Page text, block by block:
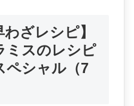
わざレシピ】
ミスのレシピ
ペシャル（7